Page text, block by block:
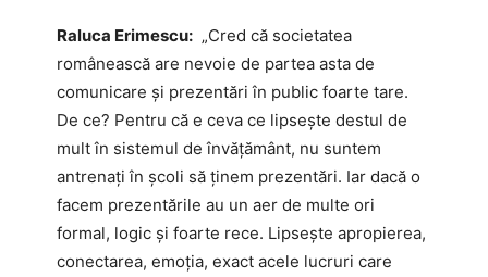
Raluca Erimescu: „Cred că societatea
românească are nevoie de partea asta de
comunicare și prezentări în public foarte tare.
De ce? Pentru că e ceva ce lipsește destul de
mult în sistemul de învățământ, nu suntem
antrenați în școli să ținem prezentări. Iar dacă o
facem prezentările au un aer de multe ori
formal, logic și foarte rece. Lipsește apropierea,
conectarea, emoția, exact acele lucruri care